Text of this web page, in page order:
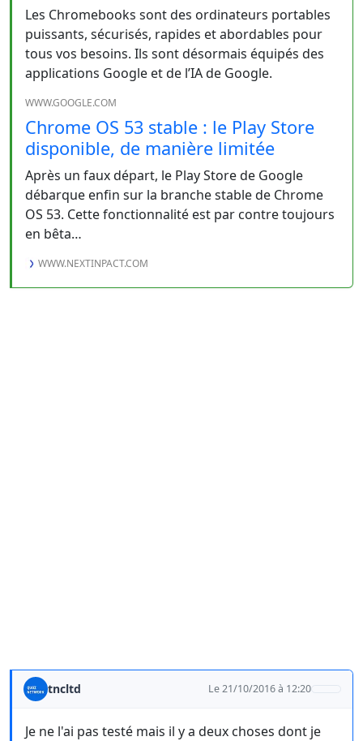
Les Chromebooks sont des ordinateurs portables
puissants, sécurisés, rapides et abordables pour
tous vos besoins. Ils sont désormais équipés des
applications Google et de l’IA de Google.
WWW.GOOGLE.COM
Chrome OS 53 stable : le Play Store
disponible, de manière limitée
Après un faux départ, le Play Store de Google
débarque enfin sur la branche stable de Chrome
OS 53. Cette fonctionnalité est par contre toujours
en bêta…
WWW.NEXTINPACT.COM
tncltd Le 21/10/2016 à 12:20
Je ne l'ai pas testé mais il y a deux choses dont je